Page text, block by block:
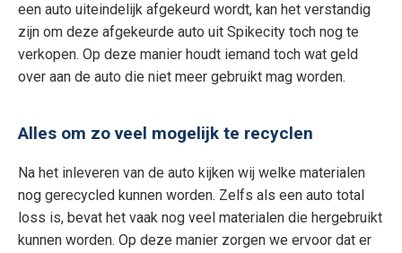
een auto uiteindelijk afgekeurd wordt, kan het verstandig
zijn om deze afgekeurde auto uit Spikecity toch nog te
verkopen. Op deze manier houdt iemand toch wat geld
over aan de auto die niet meer gebruikt mag worden.
Alles om zo veel mogelijk te recyclen
Na het inleveren van de auto kijken wij welke materialen
nog gerecycled kunnen worden. Zelfs als een auto total
loss is, bevat het vaak nog veel materialen die hergebruikt
kunnen worden. Op deze manier zorgen we ervoor dat er